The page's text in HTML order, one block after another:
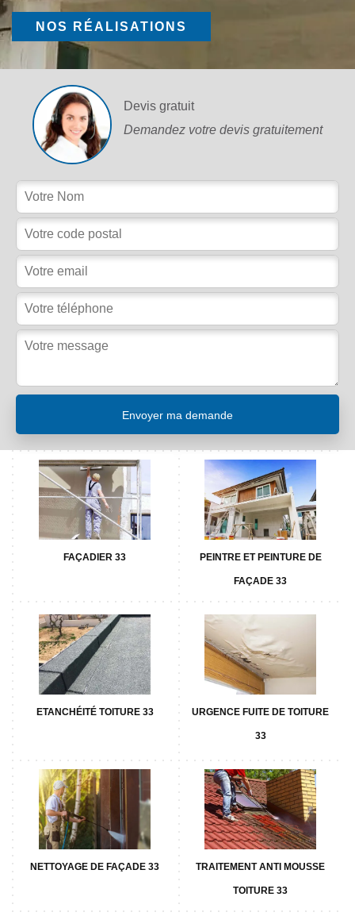
NOS RÉALISATIONS
Devis gratuit
Demandez votre devis gratuitement
FAÇADIER 33 PEINTRE ET PEINTURE DE
FAÇADE 33
ETANCHÉITÉ TOITURE 33 URGENCE FUITE DE TOITURE
33
NETTOYAGE DE FAÇADE 33 TRAITEMENT ANTI MOUSSE
TOITURE 33